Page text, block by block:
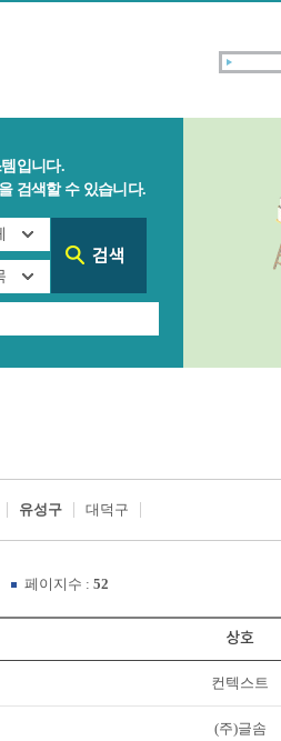
입니다.
검색할 수 있습니다.
유성구 대덕구
페이지수 : 52
상호
컨텍스트
(주)글솜